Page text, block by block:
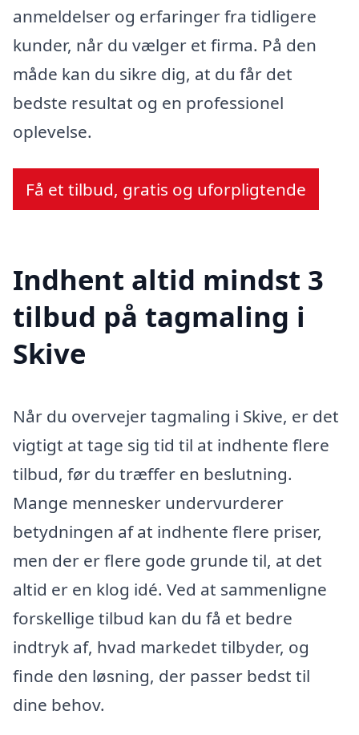
anmeldelser og erfaringer fra tidligere
kunder, når du vælger et firma. På den
måde kan du sikre dig, at du får det
bedste resultat og en professionel
oplevelse.
Få et tilbud, gratis og uforpligtende
Indhent altid mindst 3
tilbud på tagmaling i
Skive
Når du overvejer tagmaling i Skive, er det
vigtigt at tage sig tid til at indhente flere
tilbud, før du træffer en beslutning.
Mange mennesker undervurderer
betydningen af at indhente flere priser,
men der er flere gode grunde til, at det
altid er en klog idé. Ved at sammenligne
forskellige tilbud kan du få et bedre
indtryk af, hvad markedet tilbyder, og
finde den løsning, der passer bedst til
dine behov.